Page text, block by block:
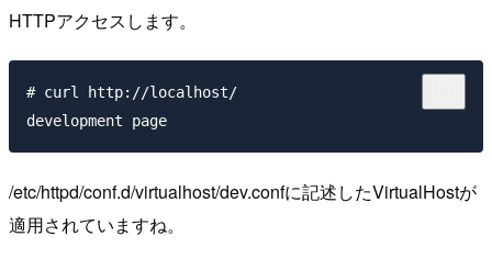
HTTPアクセスします。
# curl http://localhost/
/etc/httpd/conf.d/virtualhost/dev.confに記述したVirtualHostが
適用されていますね。